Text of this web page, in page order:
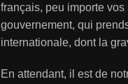
français, peu importe
gouvernement, qui
internationale, dont la
En attendant, il est de